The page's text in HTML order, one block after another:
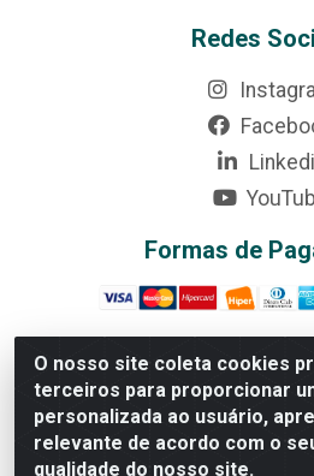
O nosso site coleta cookies
terceiros para proporcionar
personalizada ao usuário,
relevante de acordo com o
qualidade do nosso site.
Redes
Formas de
Rede Brasil - Avenida
Américas II Etapa - Anápolis/
CNPJ 07.728.073/